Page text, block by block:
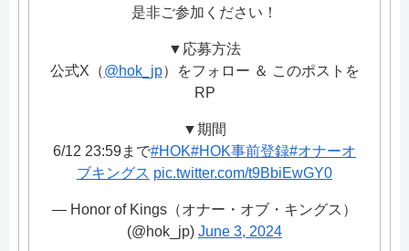
是非ご参加ください！
▼応募方法
公式X（@hok_jp）をフォロー ＆ このポストを
RP
▼期間
6/12 23:59まで#HOK#HOK事前登録#オナーオ
ブキングス pic.twitter.com/t9BbiEwGY0
— Honor of Kings（オナー・オブ・キングス）
(@hok_jp) June 3, 2024